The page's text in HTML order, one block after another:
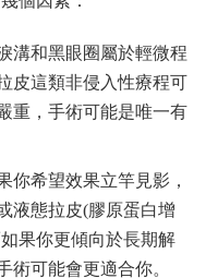
溝和黑眼圈屬於輕微程
皮這類非侵入性療程可
重，手術可能是唯一有
你希望效果立竿見影，
液態拉皮(膠原蛋白增
果你更傾向於長期解
術可能會更適合你。